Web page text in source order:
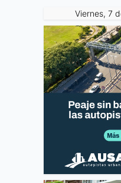
Viernes, 7